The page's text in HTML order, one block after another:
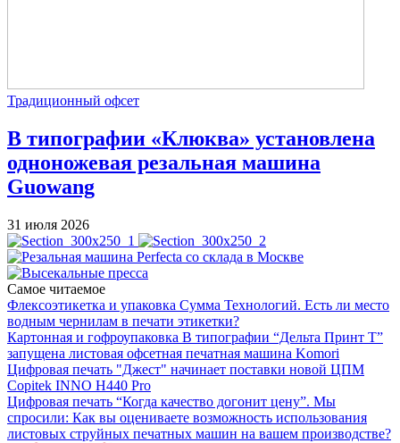
Традиционный офсет
В типографии «Клюква» установлена
одноножевая резальная машина
Guowang
31 июля 2026
Самое читаемое
Флексоэтикетка и упаковка Сумма Технологий. Есть ли место
водным чернилам в печати этикетки?
Картонная и гофроупаковка В типографии “Дельта Принт Т”
запущена листовая офсетная печатная машина Komori
Цифровая печать "Джест" начинает поставки новой ЦПМ
Copitek INNO H440 Pro
Цифровая печать “Когда качество догонит цену”. Мы
спросили: Как вы оцениваете возможность использования
листовых струйных печатных машин на вашем производстве?